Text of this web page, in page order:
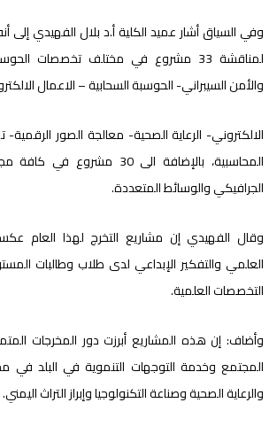
وفي السياق أشار عميد الكلية أ.د بلال الفهيدي إلى
لمناقشة 33 مشروع في مختلف تخصصات
والأمن السيبراني- الحوسبة السحابية – الاعمال
الالكتروني- الرعاية الصحية- معالجة الصور الرقمية-
المحاسبية، بالإضافة الى 30
الجرافيكي والوسائط المتعددة.
وقال الفهيدي إن مشاريع التخرج لهذا العام
العلمي والتفكير الإبداعي لدى طلاب وطالبات
التخصصات العلمية.
وأضاف: إن هذه المشاريع أبرزت دور المخرجات
المجتمع وخدمة التوجهات التنموية في البلد في
والرعاية الصحية وصناعة التكنولوجيا وإبراز التراث اليمني.